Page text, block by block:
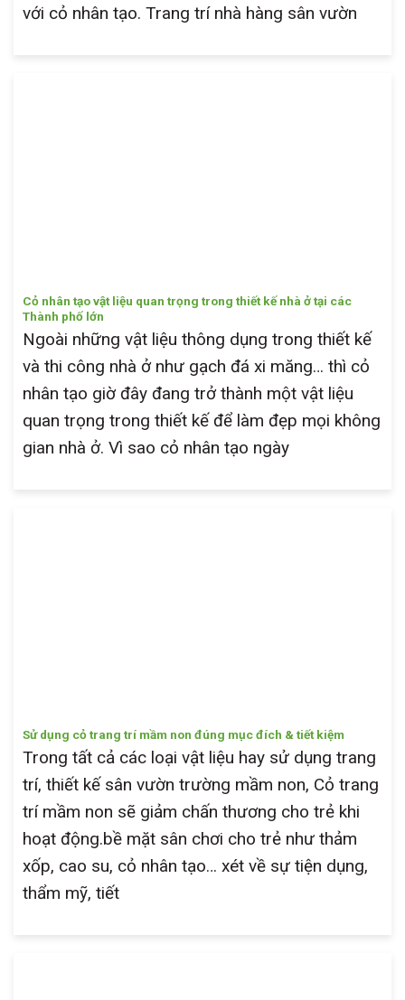
với cỏ nhân tạo. Trang trí nhà hàng sân vườn
Cỏ nhân tạo vật liệu quan trọng trong thiết kế nhà ở tại các
Thành phố lớn
Ngoài những vật liệu thông dụng trong thiết kế
và thi công nhà ở như gạch đá xi măng… thì cỏ
nhân tạo giờ đây đang trở thành một vật liệu
quan trọng trong thiết kế để làm đẹp mọi không
gian nhà ở. Vì sao cỏ nhân tạo ngày
Sử dụng cỏ trang trí mầm non đúng mục đích & tiết kiệm
Trong tất cả các loại vật liệu hay sử dụng trang
trí, thiết kế sân vườn trường mầm non, Cỏ trang
trí mầm non sẽ giảm chấn thương cho trẻ khi
hoạt động.bề mặt sân chơi cho trẻ như thảm
xốp, cao su, cỏ nhân tạo… xét về sự tiện dụng,
thẩm mỹ, tiết